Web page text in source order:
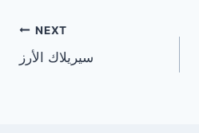
NEXT
سيريلاك الأرز